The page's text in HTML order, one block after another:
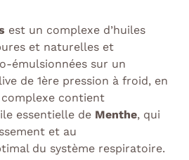
est un complexe d’huiles
et naturelles et
émulsionnées sur un
de 1ère pression à froid, en
complexe contient
essentielle de Menthe, qui
et au
du système respiratoire.